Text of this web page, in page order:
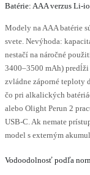
Batérie: AAA verzus Li-
Modely na AAA batérie
svete. Nevýhoda:
nestačí na náročné
3400–3500 mAh)
zvládne záporné teploty
čo pri alkalických
alebo Olight Perun 2
USB-C. Ak nemate
model s externým
Vodoodolnosť podľa